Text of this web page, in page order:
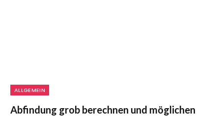
ALLGEMEIN
Abfindung grob berechnen und möglichen